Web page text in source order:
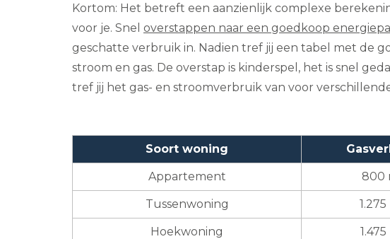
Kortom: Het betreft een aanzienlijk complexe
voor je. Snel overstappen naar een goedkoop
geschatte verbruik in. Nadien tref jij een tabel met de
stroom en gas. De overstap is kinderspel, het is snel
tref jij het gas- en stroomverbruik van voor
Soort woning
Appartement 800
Tussenwoning 1.275
Hoekwoning 1.475